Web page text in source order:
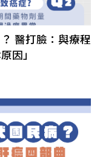
醫打臉：與療程
因」